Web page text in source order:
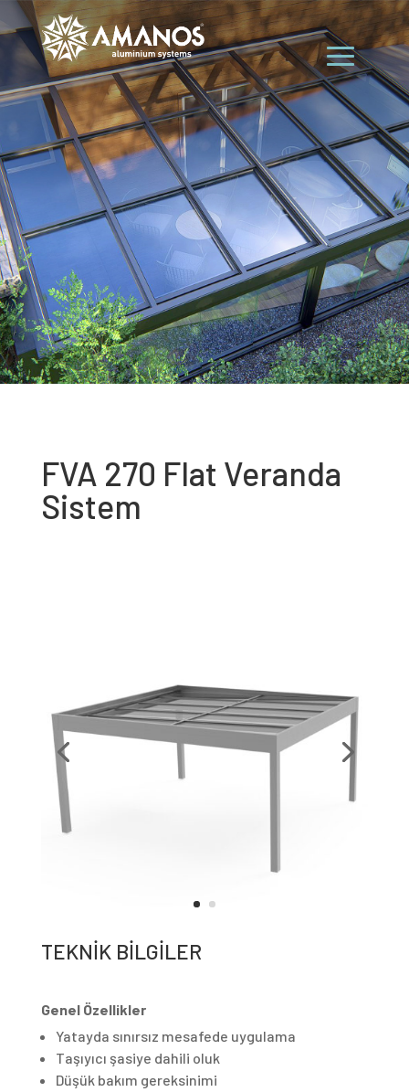
FVA 270 Flat Veranda
Sistem
TEKNİK BİLGİLER
Genel Özellikler
Yatayda sınırsız mesafede uygulama
Taşıyıcı şasiye dahili oluk
Düşük bakım gereksinimi